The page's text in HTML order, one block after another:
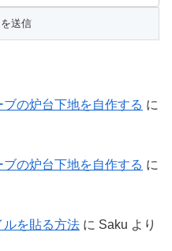
ブの炉台下地を自作する に
ブの炉台下地を自作する に
ルを貼る方法 に Saku より